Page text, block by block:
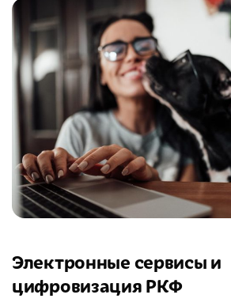
Электронные сервисы и
цифровизация РКФ